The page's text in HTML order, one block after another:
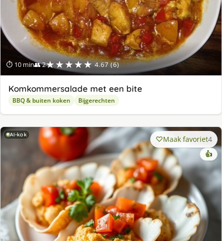
⏱ 10 min👥 2★★★★★ 4.67 (6)
Komkommersalade met een bite
BBQ & buiten koken Bijgerechten
AI-kok Maak favoriet4
👍